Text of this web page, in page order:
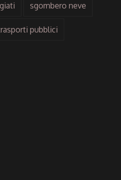
sgombero neve
pubblici